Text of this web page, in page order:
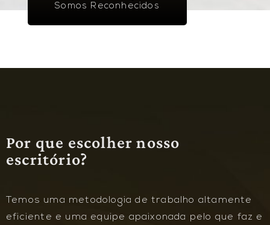
Somos Reconhecidos
Por que escolher nosso
escritório?
Temos uma metodologia de trabalho altamente
eficiente e uma equipe apaixonada pelo que faz e